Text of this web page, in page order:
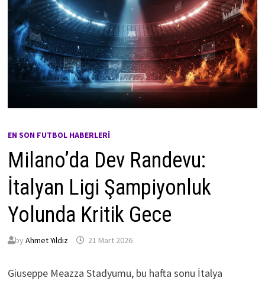
EN SON FUTBOL HABERLERI
Milano’da Dev Randevu:
İtalyan Ligi Şampiyonluk
Yolunda Kritik Gece
by Ahmet Yıldız 21 Mart 2026
Giuseppe Meazza Stadyumu, bu hafta sonu İtalya